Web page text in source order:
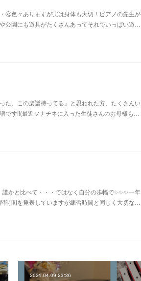
🤔色々ありますが実は身体も大切！ピアノの先生が
公園にも遊具がたくさんあってそれでいっぱい遊…
た、この楽譜持ってる』と思われた方、たくさんい
です‼️(最近ソナチネに入った生徒さんのお母様も…
かと比べて・・・ではなく自分の歩幅で✨✨✨一年
時間を発表していますが練習時間と同じく大切な…
2021.04.09 23:36